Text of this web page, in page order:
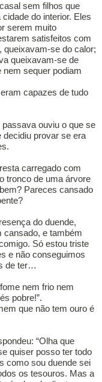
sem filhos que
do interior. Eles
serem muito
satisfeitos com
queixavam-se do calor;
queixavam-se de
sequer podiam
capazes de tudo
ouviu o que se
provar se era
carregado com
tronco de uma árvore
Pareces cansado
do duende,
cansado, e também
Só estou triste
e não conseguimos
de ter…
nem frio nem
pobre!”.
que não tem ouro é
“Olha que
quiser posso ter todo
como sou duende sei
os tesouros. Mas a